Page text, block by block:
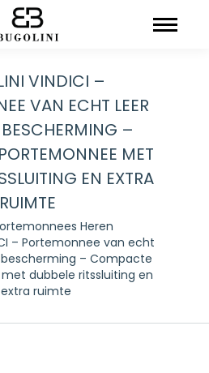
VINDICI –
VAN ECHT LEER
–
MET
EN EXTRA
RUIMTE
Heren
– Portemonnee van echt
– Compacte
dubbele ritssluiting en
extra ruimte